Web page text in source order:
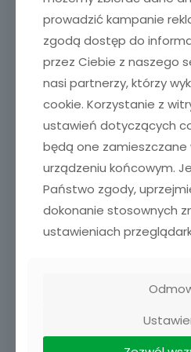
Rodzaje dystonii
Istnieje kilka różnych form
zależności od przyczyny, wieku
początek choroby oraz w
objawów.
Klasyfikacje
znanej przyczynie, jak
zespół dystonia-plus–
dominującym objawem
prowadzić kampanie
zgodą dostęp do
przez Ciebie z naszego
nasi partnerzy, którzy
cookie. Korzystanie z
ustawień dotyczących
będą one zamieszczane
urządzeniu końcowym.
Państwo zgody,
dokonanie stosownych
ustawieniach